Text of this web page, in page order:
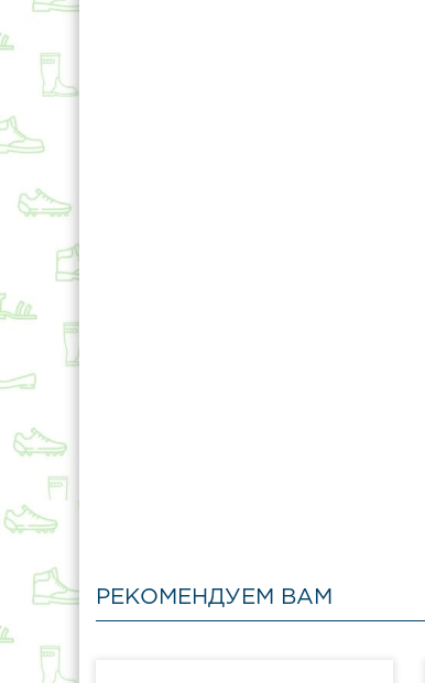
РЕКОМЕНДУЕМ ВАМ